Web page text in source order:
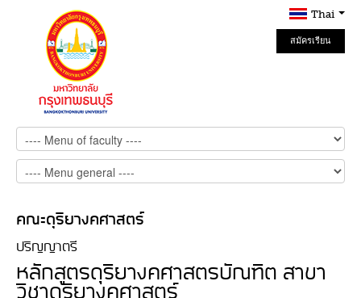
Thai
สมัครเรียน
Online
คณะดุริยางคศาสตร์
ปริญญาตรี
หลักสูตรดุริยางคศาสตรบัณฑิต สาขา